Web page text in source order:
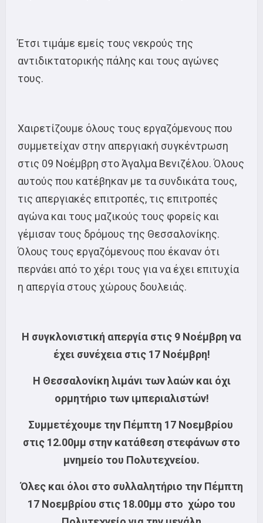
Έτσι τιμάμε εμείς τους νεκρούς της
αντιδικτατορικής πάλης και τους αγώνες
τους.
Χαιρετίζουμε όλους τους εργαζόμενους που
συμμετείχαν στην απεργιακή συγκέντρωση
στις 09 Νοέμβρη στο Άγαλμα Βενιζέλου. Όλους
αυτούς που κατέβηκαν με τα συνδικάτα τους,
τις απεργιακές επιτροπές, τις επιτροπές
αγώνα και τους μαζικούς τους φορείς και
γέμισαν τους δρόμους της Θεσσαλονίκης.
Όλους τους εργαζόμενους που έκαναν ότι
περνάει από το χέρι τους για να έχει επιτυχία
η απεργία στους χώρους δουλειάς.
Η συγκλονιστική απεργία στις 9 Νοέμβρη να
έχει συνέχεια στις 17 Νοέμβρη!
Η Θεσσαλονίκη λιμάνι των λαών και όχι
ορμητήριο των ιμπεριαλιστών!
Συμμετέχουμε την Πέμπτη 17 Νοεμβρίου
στις 12.00μμ στην κατάθεση στεφάνων στο
μνημείο του Πολυτεχνείου.
Όλες και όλοι στο συλλαλητήριο την Πέμπτη
17 Νοεμβρίου στις 18.00μμ στο χώρο του